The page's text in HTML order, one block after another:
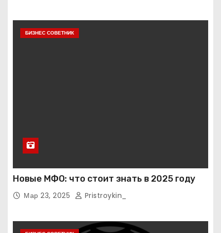
БИЗНЕС СОВЕТНИК
Новые МФО: что стоит знать в 2025 году
Мар 23, 2025 Pristroykin_